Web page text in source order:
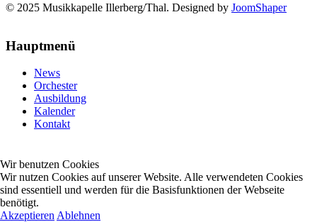
© 2025 Musikkapelle Illerberg/Thal. Designed by JoomShaper
Hauptmenü
News
Orchester
Ausbildung
Kalender
Kontakt
Wir benutzen Cookies
Wir nutzen Cookies auf unserer Website. Alle verwendeten Cookies
sind essentiell und werden für die Basisfunktionen der Webseite
benötigt.
Akzeptieren Ablehnen